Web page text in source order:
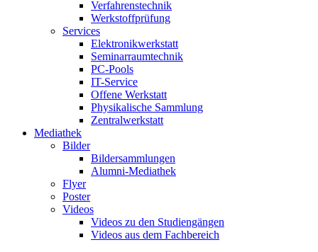
Verfahrenstechnik
Werkstoffprüfung
Services
Elektronikwerkstatt
Seminarraumtechnik
PC-Pools
IT-Service
Offene Werkstatt
Physikalische Sammlung
Zentralwerkstatt
Mediathek
Bilder
Bildersammlungen
Alumni-Mediathek
Flyer
Poster
Videos
Videos zu den Studiengängen
Videos aus dem Fachbereich